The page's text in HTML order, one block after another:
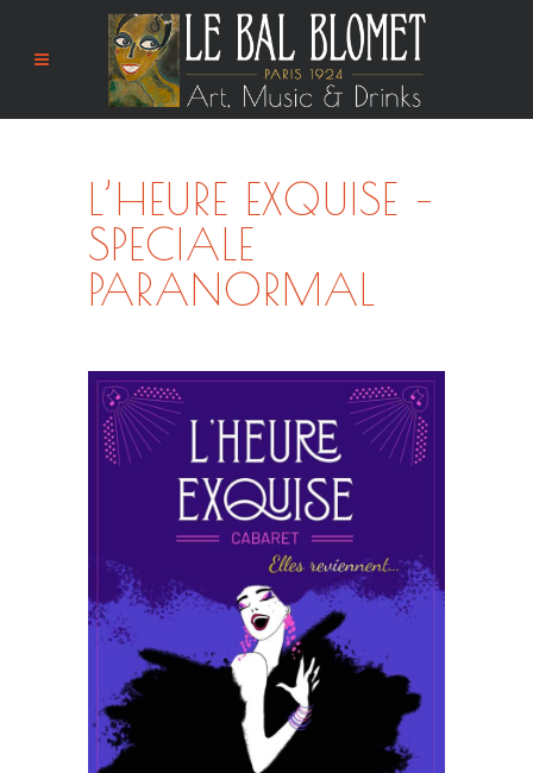
L’HEURE EXQUISE –
SPECIALE
PARANORMAL